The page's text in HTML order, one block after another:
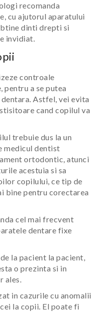
recomanda
cu ajutorul aparatului
dinti drepti si
invidiat.
controale
a se putea
Astfel, vei evita
cand copilul va
trebuie dus la un
medicul dentist
ortodontic, atunci
acestuia si sa
copilului, ce tip de
bine pentru corectarea
cel mai frecvent
dentare fixe
la pacient la pacient,
o prezinta si in
ales.
in cazurile cu anomalii
la copii. El poate fi